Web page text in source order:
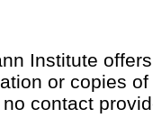
Institute
or copies
contact